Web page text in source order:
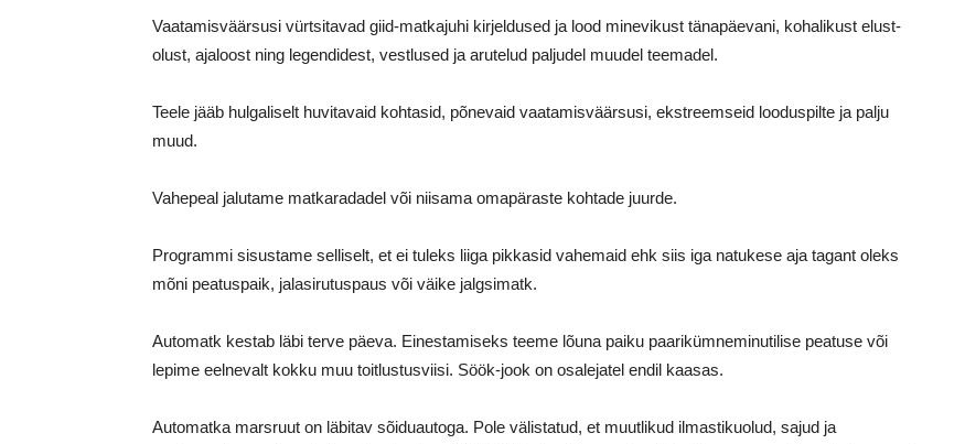
Vaatamisväärsusi vürtsitavad giid-matkajuhi kirjeldused ja lood minevikust tänapäevani, kohalikust elust-
olust, ajaloost ning legendidest, vestlused ja arutelud paljudel muudel teemadel.
Teele jääb hulgaliselt huvitavaid kohtasid, põnevaid vaatamisväärsusi, ekstreemseid looduspilte ja palju
muud.
Vahepeal jalutame matkaradadel või niisama omapäraste kohtade juurde.
Programmi sisustame selliselt, et ei tuleks liiga pikkasid vahemaid ehk siis iga natukese aja tagant oleks
mõni peatuspaik, jalasirutuspaus või väike jalgsimatk.
Automatk kestab läbi terve päeva. Einestamiseks teeme lõuna paiku paarikümneminutilise peatuse või
lepime eelnevalt kokku muu toitlustusviisi. Söök-jook on osalejatel endil kaasas.
Automatka marsruut on läbitav sõiduautoga. Pole välistatud, et muutlikud ilmastikuolud, sajud ja